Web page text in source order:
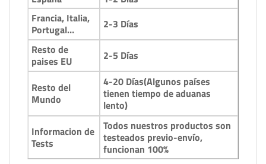
Francia, Italia,
Portugal…
2-3 Días
Resto de
paises EU
2-5 Días
Resto del
Mundo
4-20 Días(Algunos países
tienen tiempo de aduanas
lento)
Informacion de
Tests
Todos nuestros productos son
testeados previo-envío,
funcionan 100%